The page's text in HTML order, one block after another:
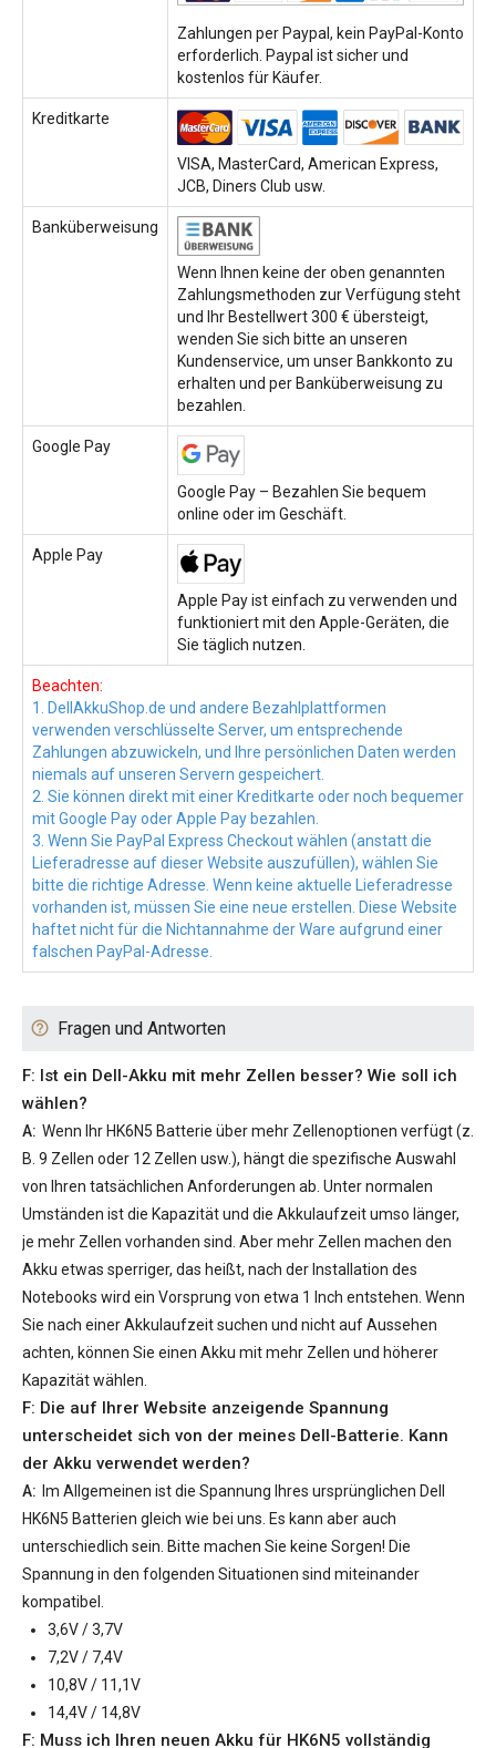
Zahlungen per Paypal, kein PayPal-Konto
erforderlich. Paypal ist sicher und
kostenlos für Käufer.
Kreditkarte
VISA, MasterCard, American Express,
JCB, Diners Club usw.
Banküberweisung
Wenn Ihnen keine der oben genannten
Zahlungsmethoden zur Verfügung steht
und Ihr Bestellwert 300 € übersteigt,
wenden Sie sich bitte an unseren
Kundenservice, um unser Bankkonto zu
erhalten und per Banküberweisung zu
bezahlen.
Google Pay
Google Pay – Bezahlen Sie bequem
online oder im Geschäft.
Apple Pay
Apple Pay ist einfach zu verwenden und
funktioniert mit den Apple-Geräten, die
Sie täglich nutzen.
Beachten:
1. DellAkkuShop.de und andere Bezahlplattformen
verwenden verschlüsselte Server, um entsprechende
Zahlungen abzuwickeln, und Ihre persönlichen Daten werden
niemals auf unseren Servern gespeichert.
2. Sie können direkt mit einer Kreditkarte oder noch bequemer
mit Google Pay oder Apple Pay bezahlen.
3. Wenn Sie PayPal Express Checkout wählen (anstatt die
Lieferadresse auf dieser Website auszufüllen), wählen Sie
bitte die richtige Adresse. Wenn keine aktuelle Lieferadresse
vorhanden ist, müssen Sie eine neue erstellen. Diese Website
haftet nicht für die Nichtannahme der Ware aufgrund einer
falschen PayPal-Adresse.
Fragen und Antworten
F: Ist ein Dell-Akku mit mehr Zellen besser? Wie soll ich
wählen?
A: Wenn Ihr HK6N5 Batterie über mehr Zellenoptionen verfügt (z.
B. 9 Zellen oder 12 Zellen usw.), hängt die spezifische Auswahl
von Ihren tatsächlichen Anforderungen ab. Unter normalen
Umständen ist die Kapazität und die Akkulaufzeit umso länger,
je mehr Zellen vorhanden sind. Aber mehr Zellen machen den
Akku etwas sperriger, das heißt, nach der Installation des
Notebooks wird ein Vorsprung von etwa 1 Inch entstehen. Wenn
Sie nach einer Akkulaufzeit suchen und nicht auf Aussehen
achten, können Sie einen Akku mit mehr Zellen und höherer
Kapazität wählen.
F: Die auf Ihrer Website anzeigende Spannung
unterscheidet sich von der meines Dell-Batterie. Kann
der Akku verwendet werden?
A: Im Allgemeinen ist die Spannung Ihres ursprünglichen Dell
HK6N5 Batterien gleich wie bei uns. Es kann aber auch
unterschiedlich sein. Bitte machen Sie keine Sorgen! Die
Spannung in den folgenden Situationen sind miteinander
kompatibel.
3,6V / 3,7V
7,2V / 7,4V
10,8V / 11,1V
14,4V / 14,8V
F: Muss ich Ihren neuen Akku für HK6N5 vollständig